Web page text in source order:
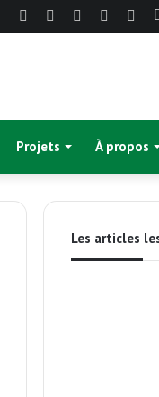
Linkedin
Twitter
Facebook
Projets À propos
Les articles